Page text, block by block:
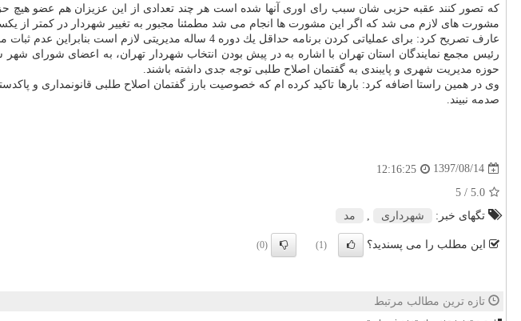
كه تصور كنند عقبه حزبی شان سبب رای اوری آنها شده است هر چند تعدادی از این عزیزان هم عضو هیچ
مشورت های لازم می شد كه اگر این مشورت ها انجام می شد مطمئنا مجبور به تغییر شهردار در كمتر از
عارف تصریح كرد: برای عملیاتی كردن برنامه حداقل یك دوره 4 ساله مدیریتی لازم است بنابراین عدم ثبات مدیریتی لطمه شدیدی به مدیریت شهری می زند. ثبات در مدیریت لازمه تحقق برنامه اداره شهر است.
رئیس مجمع نمایندگان استان تهران با اشاره به در پیش بودن انتخاب شهردار تهران، به اعضای
حوزه مدیریت شهری و پایبندی به گفتمان اصلاح طلبی توجه جدی داشته باشند.
وی در همین راستا اضافه كرد: بارها تاكید كرده ام كه خصوصیت بارز گفتمان اصلاح طلبی قانونمداری
صدمه نبیند.
1397/08/14
12:16:25
5.0
/ 5
تگهای خبر:
شهرداری مد
این مطلب را می پسندید؟ (1)
(0)
تازه ترین مطالب مرتبط